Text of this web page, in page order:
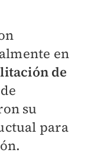
en
de
su
para